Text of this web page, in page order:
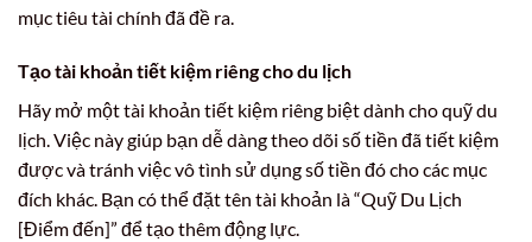
mục tiêu tài chính đã đề ra.
Tạo tài khoản tiết kiệm riêng cho du lịch
Hãy mở một tài khoản tiết kiệm riêng biệt dành cho quỹ du
lịch. Việc này giúp bạn dễ dàng theo dõi số tiền đã tiết kiệm
được và tránh việc vô tình sử dụng số tiền đó cho các mục
đích khác. Bạn có thể đặt tên tài khoản là “Quỹ Du Lịch
[Điểm đến]” để tạo thêm động lực.